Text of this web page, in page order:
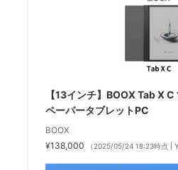
【13インチ】BOOX Tab X
ペーパータブレットPC
BOOX
¥138,000
（2025/05/24 18:23時点 |